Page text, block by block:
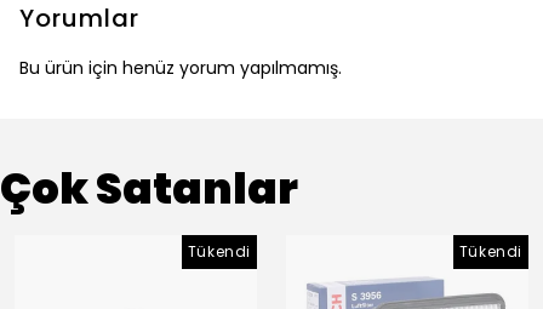
Yorumlar
Bu ürün için henüz yorum yapılmamış.
Çok Satanlar
Tükendi Tükendi